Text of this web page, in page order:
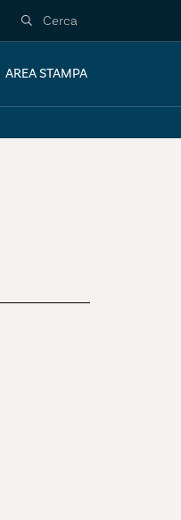
AREA STAMPA